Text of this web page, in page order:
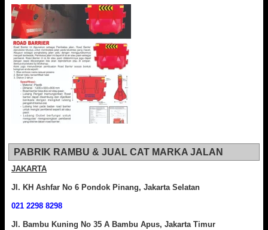
PABRIK RAMBU & JUAL CAT MARKA JALAN
JAKARTA
Jl. KH Ashfar No 6 Pondok Pinang, Jakarta Selatan
021 2298 8298
Jl. Bambu Kuning No 35 A Bambu Apus, Jakarta Timur